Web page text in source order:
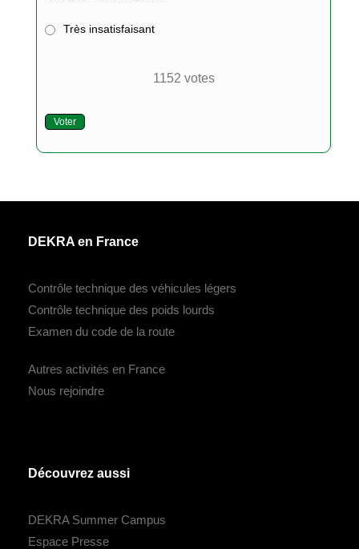
Très insatisfaisant
1152 votes
Voter
DEKRA en France
Contrôle technique des véhicules légers
Contrôle technique des poids lourds
Examen du code de la route
Autres activités en France
Nous rejoindre
Découvrez aussi
DEKRA Summer Campus
Espace Presse